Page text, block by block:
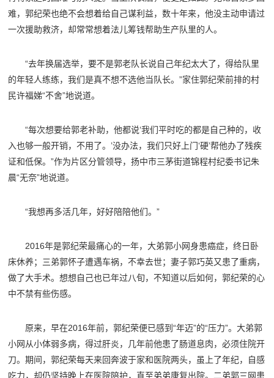
难，郭纪荣也绝不会想着给自己谋利益，数十年来，他没主动申请过
一次援助救济，却常常想着法儿筹钱帮助生产队里的人。
“去年换届选举，要不是郭老队长说自己年纪太大了，得给队里
的年轻人练练，我们是真不想不选他当队长。”家住郭纪荣前排的村
民许福娣“不舍”地说道。
“每次想要给郭老补助，他都说‘我们平时吃的都是自己种的，收
入也够一般开销，不用了。’没办法，我们只好上门‘硬’帮他办了残疾
证和低保。”作为片区分管领导，扬中市三茅街道锦程村纪委书记朱
晨“无奈”地说道。
“我想再多活几年，好好陪陪他们。”
2016年是郭纪荣最痛心的一年，大弟郭小网身患癌症，终日卧
床休养；三弟郭怀子遭遇车祸，不幸去世；妻子郭巧英又患了重病，
做了大手术。想想自己也已年过八旬，不知道以后如何，郭纪荣的心
中不禁有些伤感。
原来，早在2016年前，郭纪荣便已感到“年迈”的“压力”。大弟郭
小网从小体弱多病，得过肝炎，几年前他患了肠道息肉，必须住院开
刀。期间，郭纪荣每天来回奔波于家和医院两头，虽上了年纪，自感
吃力，却仍坚持晚上在医院陪护，直至弟弟康复出院。二弟郭三网患